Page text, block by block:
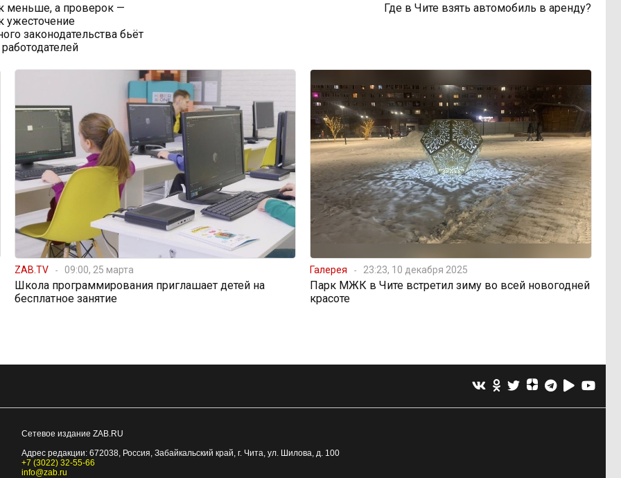
меньше, а проверок —
ужесточение
законодательства бьёт
Где в Чите взять автомобиль в аренду?
ZAB.TV 09:00, 25 марта
Школа программирования приглашает детей на
бесплатное занятие
Галерея 23:23, 10 декабря 2025
Парк МЖК в Чите встретил зиму во всей новогодней
красоте
Сетевое издание ZAB.RU
Адрес редакции: 672038, Россия, Забайкальский край, г. Чита, ул. Шилова, д. 100
+7 (3022) 32-55-66
info@zab.ru